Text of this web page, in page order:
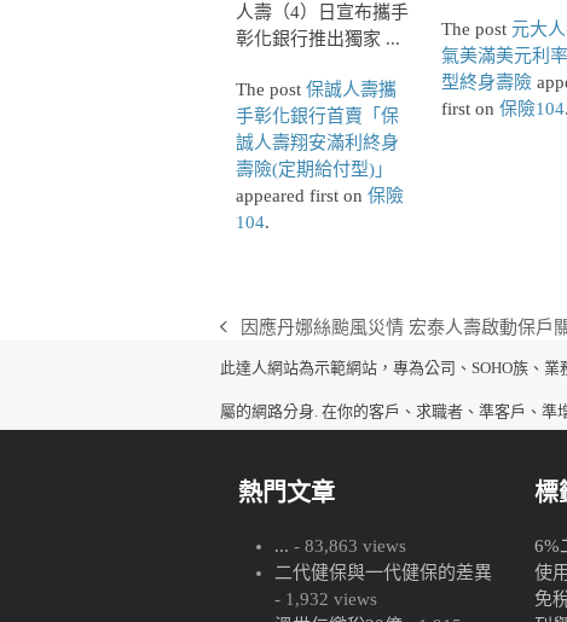
人壽（4）日宣布攜手
彰化銀行推出獨家 ...
The post 保誠人壽攜
手彰化銀行首賣「保
誠人壽翔安滿利終身
壽險(定期給付型)」
appeared first on 保險
104.
The post 元大
氣美滿美元利
型終身壽險
first on 保險104.
previous
post:
因應丹娜絲颱風災情 宏泰人壽啟動保戶
此達人網站為示範網站，專為公司、SOHO族、
屬的網路分身. 在你的客戶、求職者、準客戶、準
熱門文章
... - 83,863 views
二代健保與一代健保的差異
- 1,932 views
標
6%
使
免